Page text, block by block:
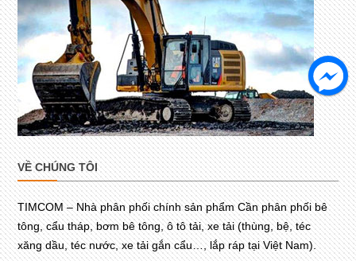
VỀ CHÚNG TÔI
TIMCOM – Nhà phân phối chính sản phẩm Cần phân phối bê
tông, cẩu tháp, bơm bê tông, ô tô tải, xe tải (thùng, bệ, téc
xăng dầu, téc nước, xe tải gắn cẩu…, lắp ráp tại Việt Nam).